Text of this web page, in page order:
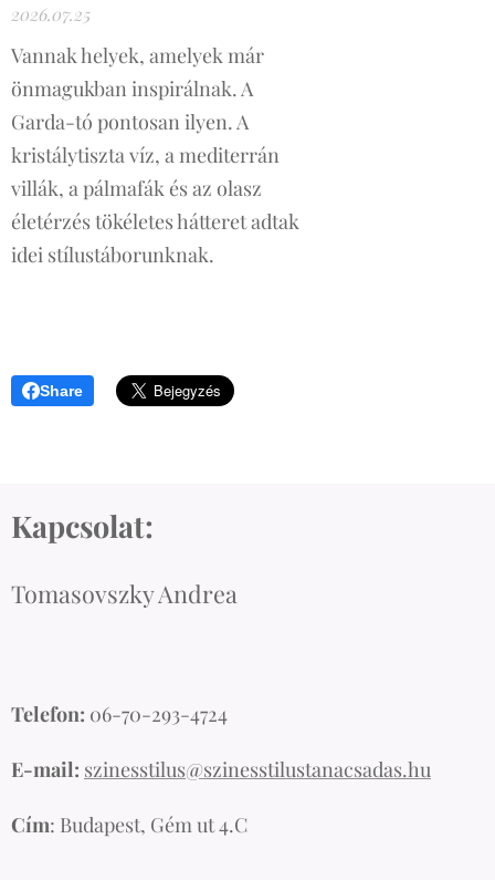
2026.07.25
Vannak helyek, amelyek már
önmagukban inspirálnak. A
Garda-tó pontosan ilyen. A
kristálytiszta víz, a mediterrán
villák, a pálmafák és az olasz
életérzés tökéletes hátteret adtak
idei stílustáborunknak.
Share
Kapcsolat:
Tomasovszky Andrea
Telefon: 06-70-293-4724
E-mail: szinesstilus@szinesstilustanacsadas.hu
Cím: Budapest, Gém ut 4.C